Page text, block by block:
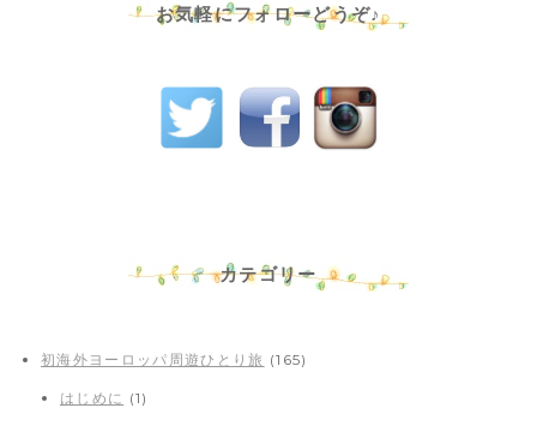
お気軽にフォローどうぞ♪
カテゴリー
初海外ヨーロッパ周遊ひとり旅 (165)
はじめに (1)